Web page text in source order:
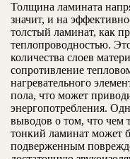
Толщина ламината
значит, и на
толстый ламинат, как
теплопроводностью.
количества слоев
сопротивление
нагревательного
пола, что может
энергопотребления.
выводов о том, что
тонкий ламинат может
подверженным